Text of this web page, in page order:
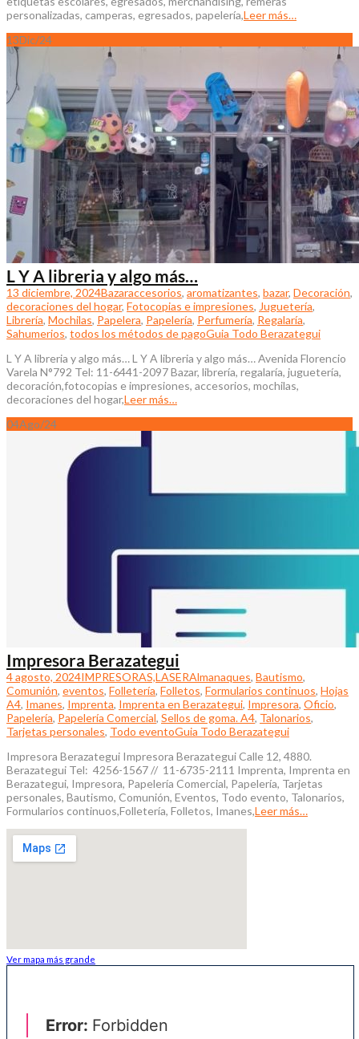
personalizadas, camperas, egresados, papelería,Leer más…
13Dic/24
L Y A libreria y algo más…
13 diciembre, 2024Bazaraccesorios, aromatizantes, bazar, Decoración,
decoraciones del hogar, Fotocopias e impresiones, Juguetería,
Librería, Mochilas, Papelera, Papelería, Perfumería, Regalaría,
Sahumerios, todos los métodos de pagoGuia Todo Berazategui
L Y A libreria y algo más… L Y A libreria y algo más… Avenida Florencio
Varela N°792 Tel: 11-6441-2097 Bazar, librería, regalaría, juguetería,
decoración,fotocopias e impresiones, accesorios, mochilas,
decoraciones del hogar,Leer más…
04Ago/24
Impresora Berazategui
4 agosto, 2024IMPRESORAS,LASERAlmanaques, Bautismo,
Comunión, eventos, Folletería, Folletos, Formularios continuos, Hojas
A4, Imanes, Imprenta, Imprenta en Berazategui, Impresora, Oficio,
Papelería, Papelería Comercial, Sellos de goma. A4, Talonarios,
Tarjetas personales, Todo eventoGuia Todo Berazategui
Impresora Berazategui Impresora Berazategui Calle 12, 4880.
Berazategui Tel: 4256-1567 // 11-6735-2111 Imprenta, Imprenta en
Berazategui, Impresora, Papelería Comercial, Papelería, Tarjetas
personales, Bautismo, Comunión, Eventos, Todo evento, Talonarios,
Formularios continuos,Folletería, Folletos, Imanes,Leer más…
Ver mapa más grande